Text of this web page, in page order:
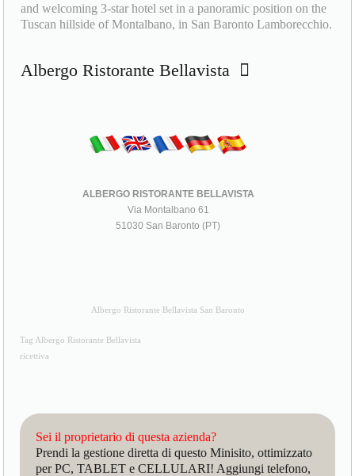
and welcoming 3-star hotel set in a panoramic position on the
Tuscan hillside of Montalbano, in San Baronto Lamborecchio.
Albergo Ristorante Bellavista
ALBERGO RISTORANTE BELLAVISTA
Via Montalbano 61
51030 San Baronto (PT)
Albergo Ristorante Bellavista San Baronto
Tag Albergo Ristorante Bellavista
ricettiva
Sei il proprietario di questa azienda?
Prendi la gestione diretta di questo Minisito, ottimizzato
per PC, TABLET e CELLULARI! Aggiungi telefono,